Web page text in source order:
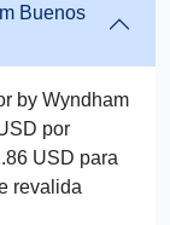
Buenos
by Wyndham
por
USD para
revalida